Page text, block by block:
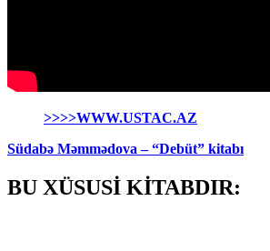
>>>>WWW.USTAC.AZ
Südabə Məmmədova – “Debüt” kitabı
BU XÜSUSİ KİTABDIR: